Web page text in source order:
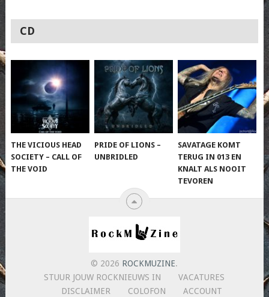
CD
THE VICIOUS HEAD
SOCIETY – CALL OF
THE VOID
PRIDE OF LIONS –
UNBRIDLED
SAVATAGE KOMT
TERUG IN 013 EN
KNALT ALS NOOIT
TEVOREN
© 2026 ROCKMUZINE.
STUUR JOUW ROCKNIEUWS IN
VACATURES
DISCLAIMER
COLOFON ACCOUNT